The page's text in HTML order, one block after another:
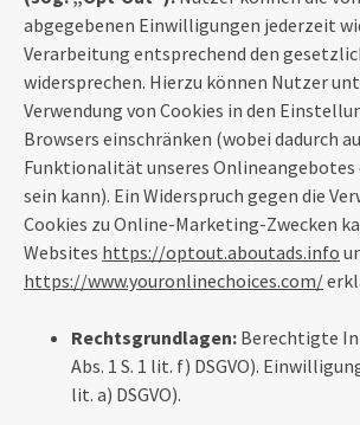
abgegebenen Einwilligungen jederzeit
Verarbeitung entsprechend den
widersprechen. Hierzu können Nutzer
Verwendung von Cookies in den
Browsers einschränken (wobei dadurch
Funktionalität unseres
sein kann). Ein Widerspruch gegen die
Cookies zu Online-Marketing-Zwecken
Websites https://optout.aboutads.info
https://www.youronlinechoices.com/
Rechtsgrundlagen: Berechtigte
Abs. 1 S. 1 lit. f) DSGVO).
lit. a) DSGVO).